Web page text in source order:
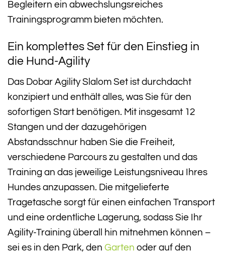
Begleitern ein abwechslungsreiches
Trainingsprogramm bieten möchten.
Ein komplettes Set für den Einstieg in
die Hund-Agility
Das Dobar Agility Slalom Set ist durchdacht
konzipiert und enthält alles, was Sie für den
sofortigen Start benötigen. Mit insgesamt 12
Stangen und der dazugehörigen
Abstandsschnur haben Sie die Freiheit,
verschiedene Parcours zu gestalten und das
Training an das jeweilige Leistungsniveau Ihres
Hundes anzupassen. Die mitgelieferte
Tragetasche sorgt für einen einfachen Transport
und eine ordentliche Lagerung, sodass Sie Ihr
Agility-Training überall hin mitnehmen können –
sei es in den Park, den Garten oder auf den